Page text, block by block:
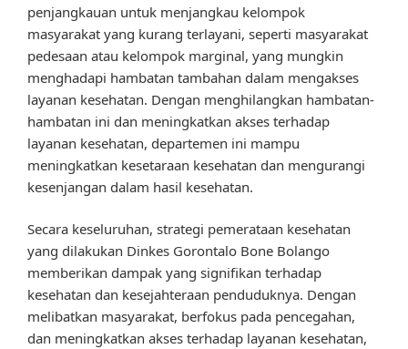
penjangkauan untuk menjangkau kelompok
masyarakat yang kurang terlayani, seperti masyarakat
pedesaan atau kelompok marginal, yang mungkin
menghadapi hambatan tambahan dalam mengakses
layanan kesehatan. Dengan menghilangkan hambatan-
hambatan ini dan meningkatkan akses terhadap
layanan kesehatan, departemen ini mampu
meningkatkan kesetaraan kesehatan dan mengurangi
kesenjangan dalam hasil kesehatan.
Secara keseluruhan, strategi pemerataan kesehatan
yang dilakukan Dinkes Gorontalo Bone Bolango
memberikan dampak yang signifikan terhadap
kesehatan dan kesejahteraan penduduknya. Dengan
melibatkan masyarakat, berfokus pada pencegahan,
dan meningkatkan akses terhadap layanan kesehatan,